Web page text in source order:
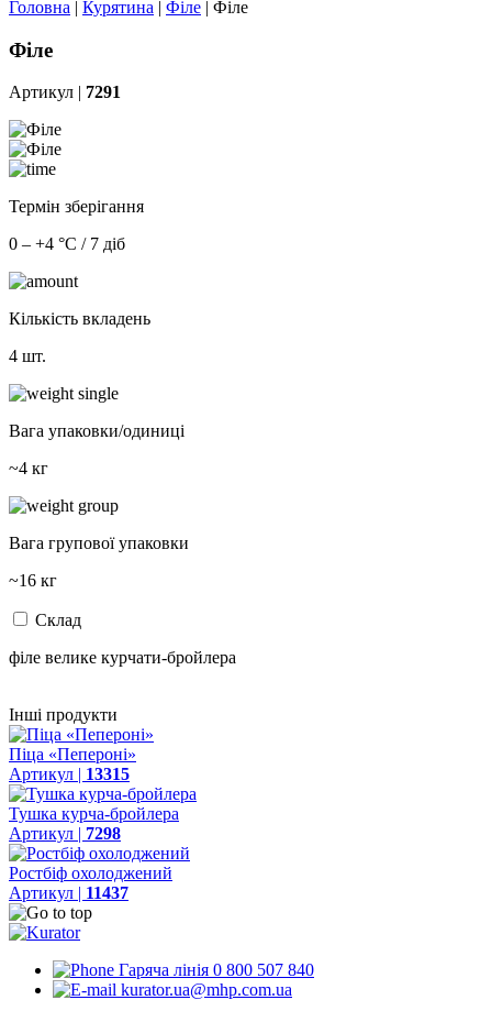
Головна | Курятина | Філе | Філе
Філе
Артикул | 7291
Термін зберігання
0 – +4 °С / 7 діб
Кількість вкладень
4 шт.
Вага упаковки/одиниці
~4 кг
Вага групової упаковки
~16 кг
Склад
філе велике курчати-бройлера
Інші продукти
Піца «Пепероні»
Артикул | 13315
Тушка курча-бройлера
Артикул | 7298
Ростбіф охолоджений
Артикул | 11437
Гаряча лінія 0 800 507 840
kurator.ua@mhp.com.ua